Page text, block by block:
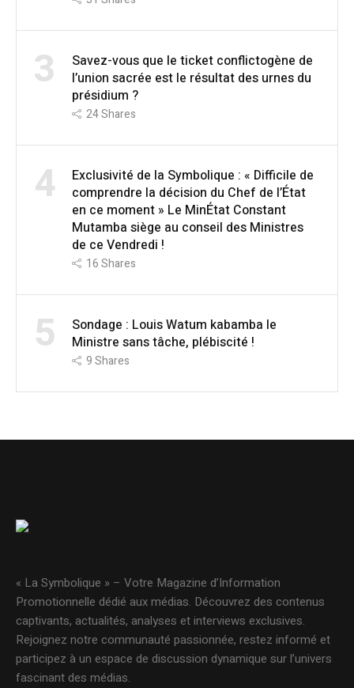
3
Savez-vous que le ticket conflictogène de
l’union sacrée est le résultat des urnes du
présidium ?
24Shares
4
Exclusivité de la Symbolique : « Difficile de
comprendre la décision du Chef de l’État
en ce moment » Le MinÉtat Constant
Mutamba siège au conseil des Ministres
de ce Vendredi !
16Shares
5
Sondage : Louis Watum kabamba le
Ministre sans tâche, plébiscité !
9Shares
« La Symbolique » – Votre Magazine d’Information
Promotionnelle dédié aux médias. Découvrez des contenus
captivants, actualités, analyses et interviews exclusives.
Rejoignez notre communauté passionnée, restez informé et
participez à un espace de discussion dynamique sur l’univers
fascinant des médias.